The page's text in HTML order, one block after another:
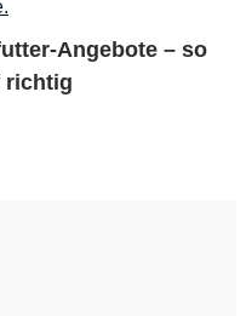
Angebote – so
richtig